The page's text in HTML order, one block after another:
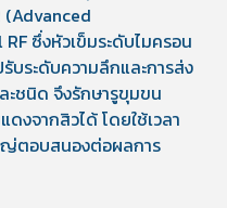
(Advanced
ซึ่งหัวเข็มระดับไมครอน
บระดับความลึกและการส่ง
ชนิด จึงรักษารูขุมขน
งจากสิวได้ โดยใช้เวลา
ตอบสนองต่อผลการ